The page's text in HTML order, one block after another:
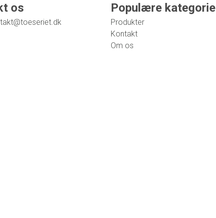
os Populære
Produkter
Kontakt
Om os